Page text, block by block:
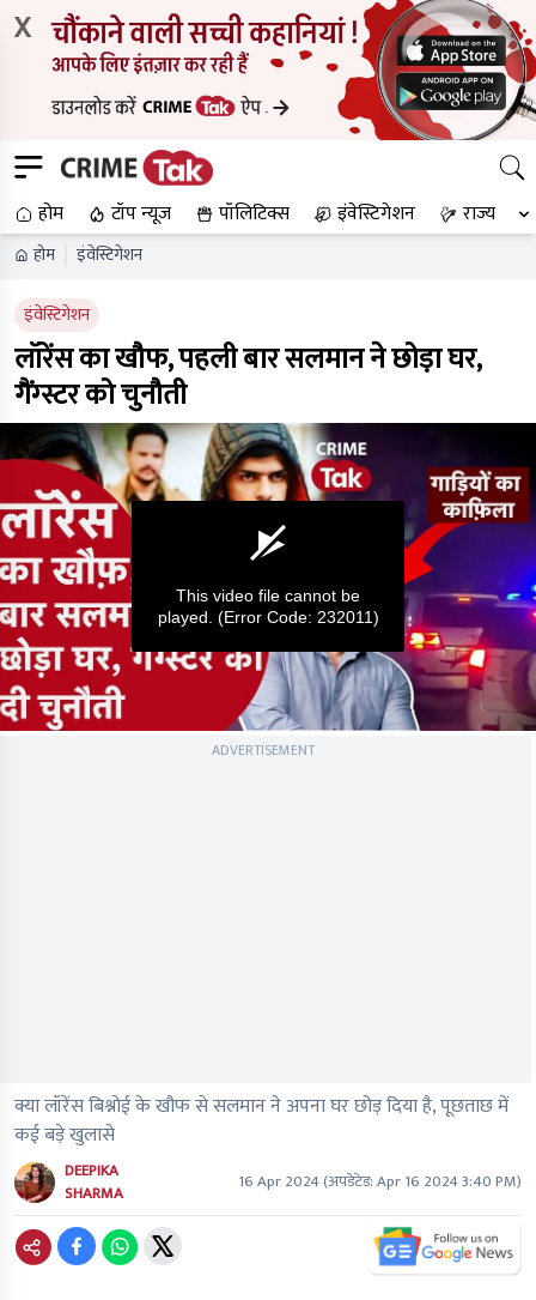
X
होम टॉप न्यूज पॉलिटिक्स इंवेस्टिगेशन राज्य
होम इंवेस्टिगेशन
इंवेस्टिगेशन
लॉरेंस का खौफ, पहली बार सलमान ने छोड़ा घर,
गैंग्स्टर को चुनौती
This video file cannot be
played. (Error Code: 232011)
ADVERTISEMENT
क्या लॉरेंस बिश्नोई के खौफ से सलमान ने अपना घर छोड़ दिया है, पूछताछ में
कई बड़े खुलासे
DEEPIKA
SHARMA
16 Apr 2024(अपडेटेड:Apr 16 2024 3:40 PM)